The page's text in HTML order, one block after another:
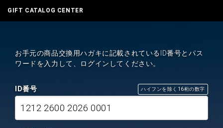
GIFT CATALOG CENTER
お手元の商品交換用ハガキに記載されているID番号とパス
ワードを入力して、ログインしてください。
ID番号 ハイフンを除く16桁の数字
1212 2600 2026 0001